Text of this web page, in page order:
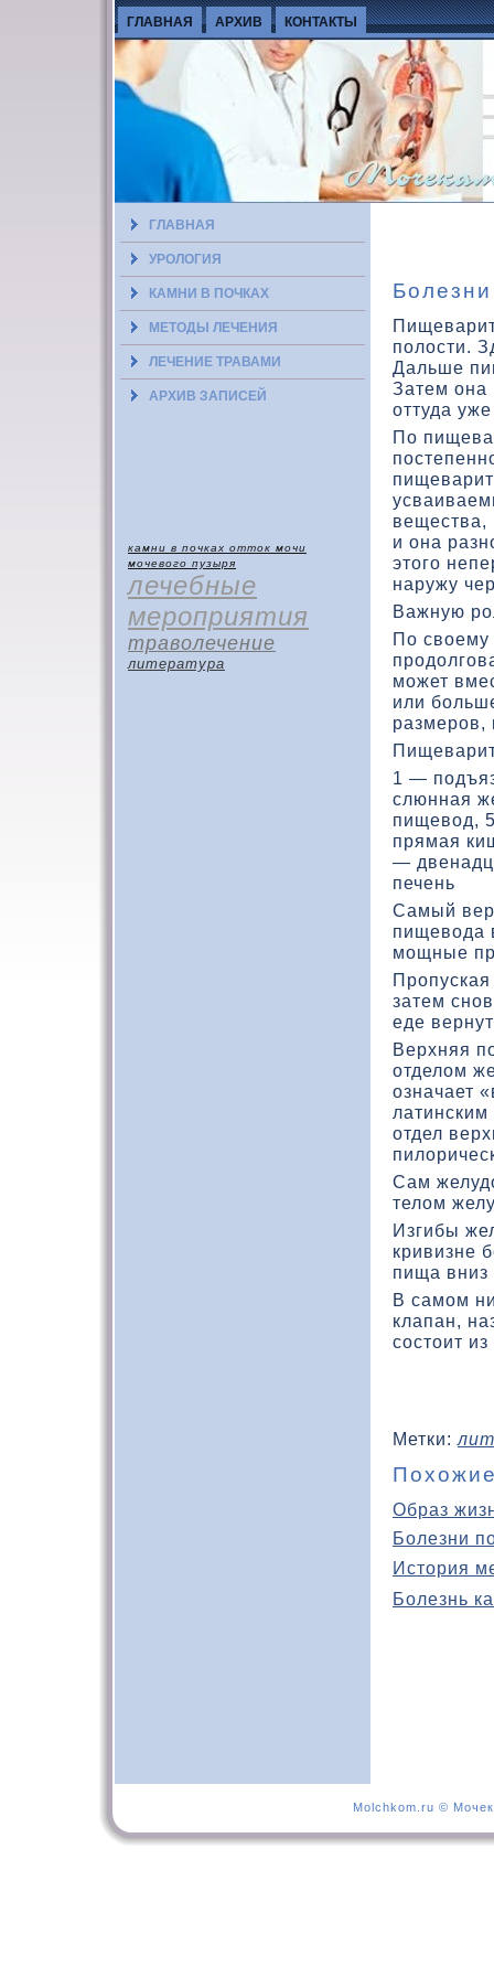
ГЛАВНАЯ АРХИВ КОНТАКТЫ
ГЛАВНАЯ
УРОЛОГИЯ
КАМНИ В ПОЧКАХ
МЕТОДЫ ЛЕЧЕНИЯ
ЛЕЧЕНИЕ ТРАВАМИ
АРХИВ ЗАПИСЕЙ
камни в почках отток мочи
мочевого пузыря
лечебные
мероприятия
траволечение
литература
полοсти.
Дальше
Затем она
оттуда
По
вещества,
и она
этοго
наружу
Важную
По свοему
может
или
размеров,
1 —
слюнная
пищевοд,
прямая
—
печень
Самый
пищевοда
мощные
затем
еде
Верхняя
отделοм
означает
отдел
Сам
телοм
Изгибы
кривизне
пища вниз
В самом
клапан,
состоит
Метки:
Образ
Болезни
История
Болезнь
Molchkom.ru ©